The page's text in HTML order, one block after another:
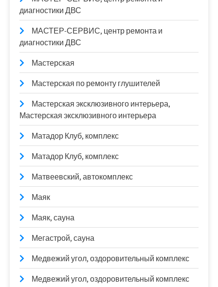
диагностики ДВС
МАСТЕР-СЕРВИС, центр ремонта и
диагностики ДВС
Мастерская
Мастерская по ремонту глушителей
Мастерская эксклюзивного интерьера,
Мастерская эксклюзивного интерьера
Матадор Клуб, комплекс
Матадор Клуб, комплекс
Матвеевский, автокомплекс
Маяк
Маяк, сауна
Мегастрой, сауна
Медвежий угол, оздоровительный комплекс
Медвежий угол, оздоровительный комплекс